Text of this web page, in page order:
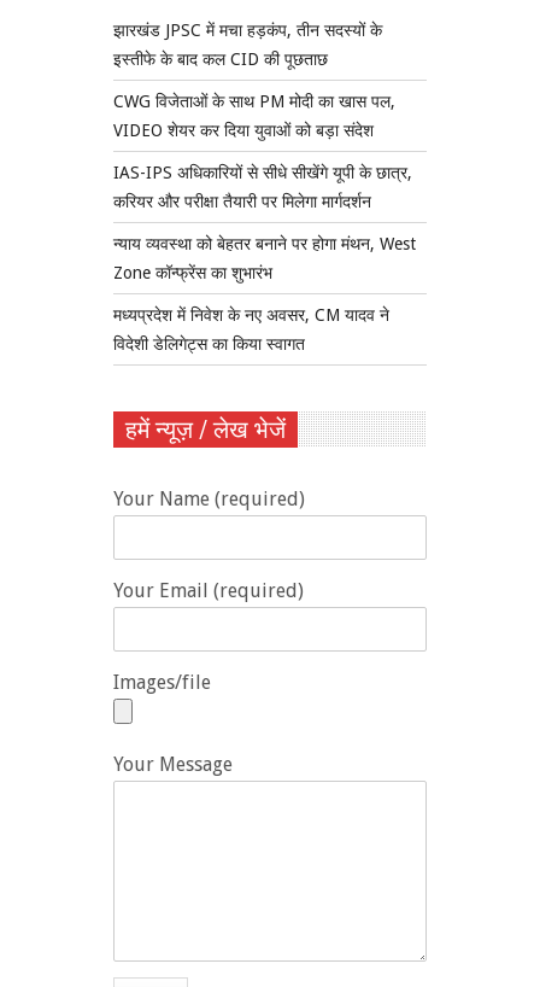
झारखंड JPSC में मचा हड़कंप, तीन सदस्यों के
इस्तीफे के बाद कल CID की पूछताछ
CWG विजेताओं के साथ PM मोदी का खास पल,
VIDEO शेयर कर दिया युवाओं को बड़ा संदेश
IAS-IPS अधिकारियों से सीधे सीखेंगे यूपी के छात्र,
करियर और परीक्षा तैयारी पर मिलेगा मार्गदर्शन
न्याय व्यवस्था को बेहतर बनाने पर होगा मंथन, West
Zone कॉन्फ्रेंस का शुभारंभ
मध्यप्रदेश में निवेश के नए अवसर, CM यादव ने
विदेशी डेलिगेट्स का किया स्वागत
हमें न्यूज़ / लेख भेजें
Your Name (required)
Your Email (required)
Images/file
Your Message